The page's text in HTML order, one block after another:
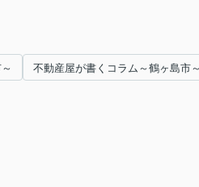
不動産屋が書くコラム～鶴ヶ島市～